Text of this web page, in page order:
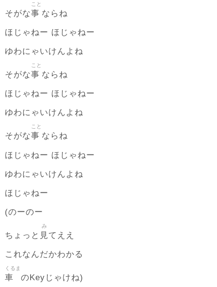
そがな事
こと
ならね
ほじゃねー ほじゃねー
ゆわにゃいけんよね
そがな事
こと
ならね
ほじゃねー ほじゃねー
ゆわにゃいけんよね
そがな事
こと
ならね
ほじゃねー ほじゃねー
ゆわにゃいけんよね
ほじゃねー
(のーのー
ちょっと 見
み
てええ
これなんだかわかる
車
くるま
のKeyじゃけね)